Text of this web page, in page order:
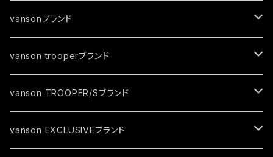
vansonブランド
ジャケット
春夏モデル
秋冬モデル
トップス
グローブ
vanson trooperブランド
ジャケット
春夏モデル
トップス
vanson TROOPER/Sブランド
ジャケット
vanson EXCLUSIVEブランド